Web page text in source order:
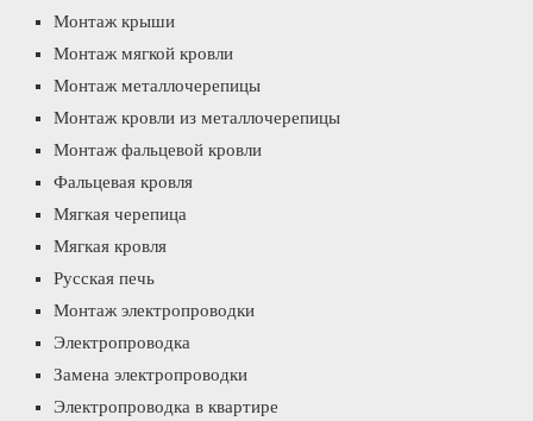
Монтаж крыши
Монтаж мягкой кровли
Монтаж металлочерепицы
Монтаж кровли из металлочерепицы
Монтаж фальцевой кровли
Фальцевая кровля
Мягкая черепица
Мягкая кровля
Русская печь
Монтаж электропроводки
Электропроводка
Замена электропроводки
Электропроводка в квартире